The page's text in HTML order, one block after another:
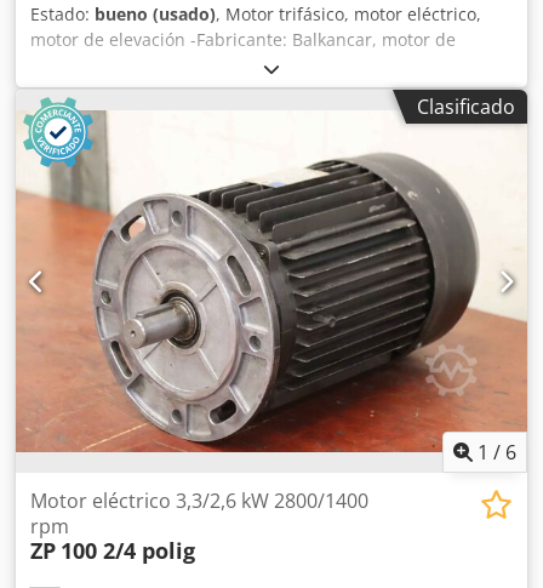
Estado: bueno (usado), Motor trifásico, motor eléctrico,
motor de elevación -Fabricante: Balkancar, motor de
elevación para cargas de hasta 3200 kg -Tipo: KG 2011-6 -
Potencia: 4,5 kW -Velocidad: 920 rpm Dodpfxjf D Tmne
Apvock -Eje: Ø 30 x 85 mm -Diseño: B5 -Grado de
protección: IP 44 -Dimensiones: 475/345/A355 mm -Peso:
66 kg
Clasificado
1 / 6
Motor eléctrico 3,3/2,6 kW 2800/1400
rpm
ZP 100 2/4 polig